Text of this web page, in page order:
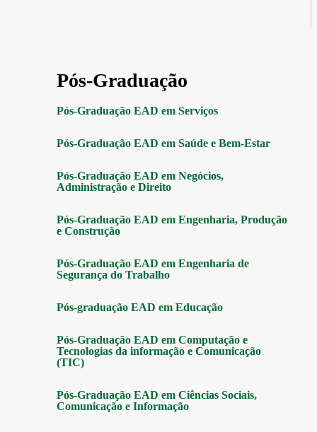
Pós-Graduação
Pós-Graduação EAD em Serviços
Pós-Graduação EAD em Saúde e Bem-Estar
Pós-Graduação EAD em Negócios,
Administração e Direito
Pós-Graduação EAD em Engenharia, Produção
e Construção
Pós-Graduação EAD em Engenharia de
Segurança do Trabalho
Pós-graduação EAD em Educação
Pós-Graduação EAD em Computação e
Tecnologias da informação e Comunicação
(TIC)
Pós-Graduação EAD em Ciências Sociais,
Comunicação e Informação